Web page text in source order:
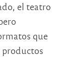
el teatro
que
productos